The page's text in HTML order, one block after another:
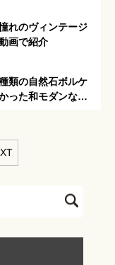
れのヴィンテージ
画で紹介
類の自然石ボルケ
った和モダンなア